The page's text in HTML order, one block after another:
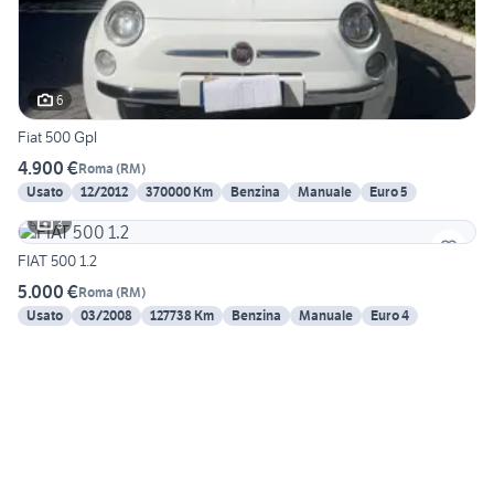
6
Fiat 500 Gpl
4.900 €Roma (RM)
Usato
12/2012 370000 Km Benzina Manuale
Euro 5
3
FIAT 500 1.2
5.000 €Roma (RM)
Usato
03/2008 127738 Km Benzina Manuale Euro 4